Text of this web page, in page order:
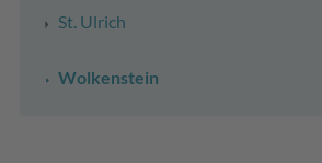
St. Ulrich
Wolkenstein